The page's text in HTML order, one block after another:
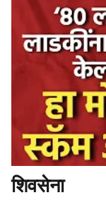
शिवसेना